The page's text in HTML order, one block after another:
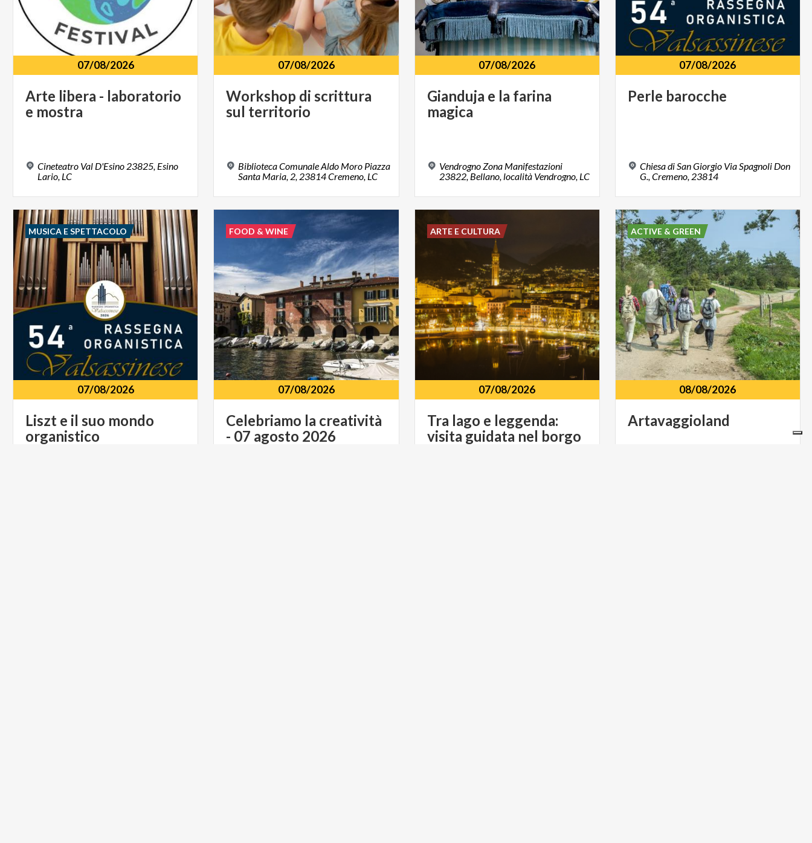
07/08/2026
Arte libera - laboratorio
e mostra
Cineteatro Val D'Esino 23825, Esino
Lario, LC
07/08/2026
Workshop di scrittura
sul territorio
Biblioteca Comunale Aldo Moro Piazza
Santa Maria, 2, 23814 Cremeno, LC
07/08/2026
Gianduja e la farina
magica
Vendrogno Zona Manifestazioni
23822, Bellano, località Vendrogno, LC
07/08/2026
Perle barocche
Chiesa di San Giorgio Via Spagnoli Don
G., Cremeno, 23814
07/08/2026
Liszt e il suo mondo
organistico
MUSICA E SPETTACOLO
07/08/2026
Celebriamo la creatività
- 07 agosto 2026
FOOD & WINE
07/08/2026
Tra lago e leggenda:
visita guidata nel borgo
ARTE E CULTURA
08/08/2026
Artavaggioland
ACTIVE & GREEN